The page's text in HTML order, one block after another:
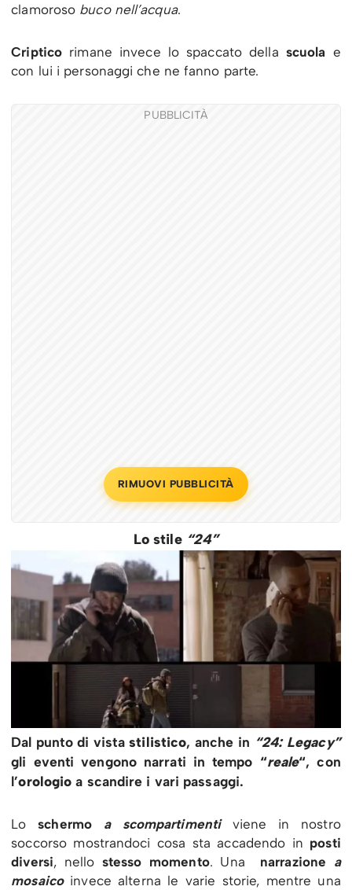
clamoroso buco nell’acqua.
Criptico rimane invece lo spaccato della scuola e
con lui i personaggi che ne fanno parte.
PUBBLICITÀ
RIMUOVI PUBBLICITÀ
Lo stile “24”
Dal punto di vistastilistico, anche in “24: Legacy”
gli eventi vengono narrati in tempo “reale“, con
l’orologio a scandire i vari passaggi.
Loschermoa scompartimentiviene in nostro
soccorso mostrandoci cosa sta accadendo in posti
diversi, nello stesso momento. Una narrazione a
mosaicoinvece alterna le varie storie, mentre una